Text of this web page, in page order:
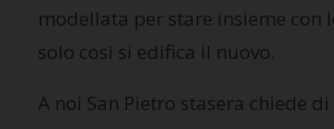
modellata per stare insieme con
solo così si edifica il nuovo.
A noi San Pietro stasera chiede